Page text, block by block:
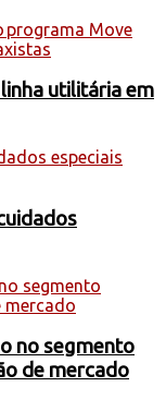
utilitária em
no segmento
de mercado